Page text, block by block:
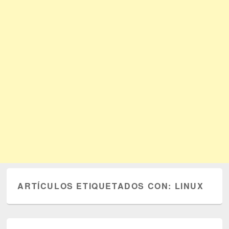
ARTÍCULOS ETIQUETADOS CON: LINUX